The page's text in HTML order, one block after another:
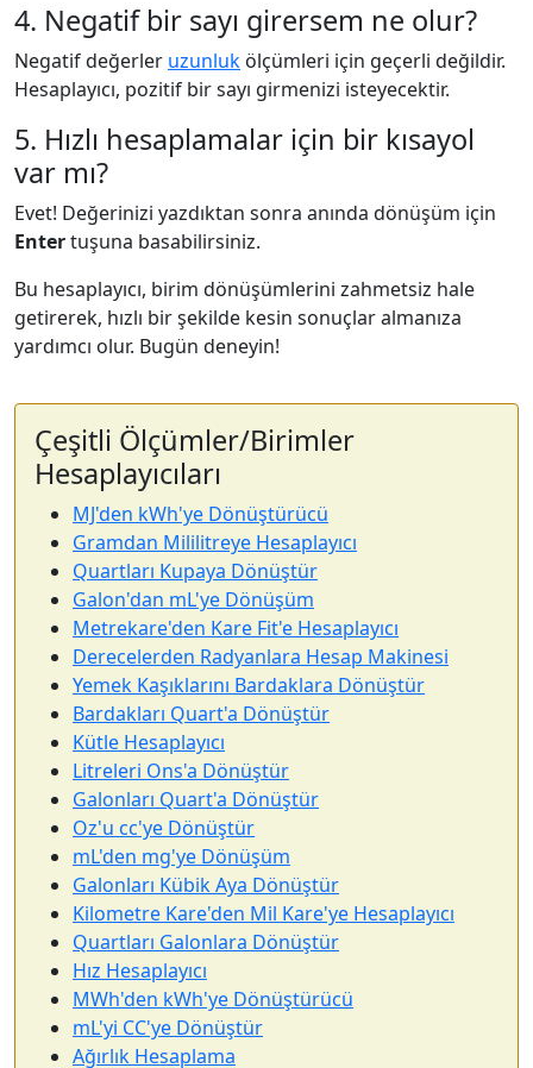
4. Negatif bir sayı girersem ne olur?
Negatif değerler uzunluk ölçümleri için geçerli değildir.
Hesaplayıcı, pozitif bir sayı girmenizi isteyecektir.
5. Hızlı hesaplamalar için bir kısayol
var mı?
Evet! Değerinizi yazdıktan sonra anında dönüşüm için
Entertuşuna basabilirsiniz.
Bu hesaplayıcı, birim dönüşümlerini zahmetsiz hale
getirerek, hızlı bir şekilde kesin sonuçlar almanıza
yardımcı olur. Bugün deneyin!
Çeşitli Ölçümler/Birimler
Hesaplayıcıları
MJ'den kWh'ye Dönüştürücü
Gramdan Mililitreye Hesaplayıcı
Quartları Kupaya Dönüştür
Galon'dan mL'ye Dönüşüm
Metrekare'den Kare Fit'e Hesaplayıcı
Derecelerden Radyanlara Hesap Makinesi
Yemek Kaşıklarını Bardaklara Dönüştür
Bardakları Quart'a Dönüştür
Kütle Hesaplayıcı
Litreleri Ons'a Dönüştür
Galonları Quart'a Dönüştür
Oz'u cc'ye Dönüştür
mL'den mg'ye Dönüşüm
Galonları Kübik Aya Dönüştür
Kilometre Kare'den Mil Kare'ye Hesaplayıcı
Quartları Galonlara Dönüştür
Hız Hesaplayıcı
MWh'den kWh'ye Dönüştürücü
mL'yi CC'ye Dönüştür
Ağırlık Hesaplama